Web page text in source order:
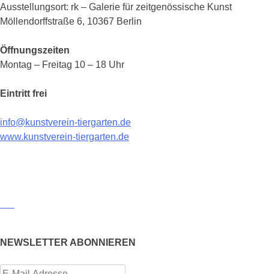
Ausstellungsort: rk – Galerie für zeitgenössische Kunst
Möllendorffstraße 6, 10367 Berlin
Öffnungszeiten
Montag – Freitag 10 – 18 Uhr
Eintritt frei
info@kunstverein-tiergarten.de
www.kunstverein-tiergarten.de
NEWSLETTER ABONNIEREN